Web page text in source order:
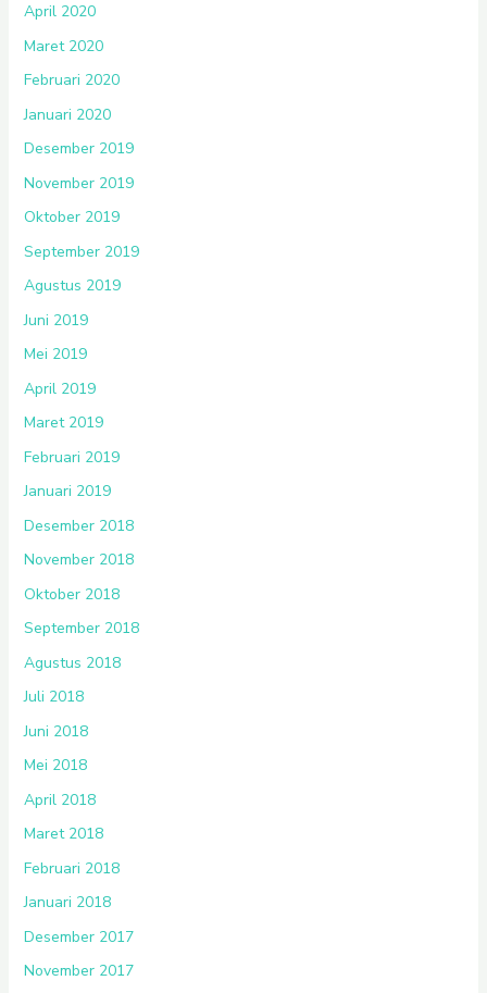
April 2020
Maret 2020
Februari 2020
Januari 2020
Desember 2019
November 2019
Oktober 2019
September 2019
Agustus 2019
Juni 2019
Mei 2019
April 2019
Maret 2019
Februari 2019
Januari 2019
Desember 2018
November 2018
Oktober 2018
September 2018
Agustus 2018
Juli 2018
Juni 2018
Mei 2018
April 2018
Maret 2018
Februari 2018
Januari 2018
Desember 2017
November 2017